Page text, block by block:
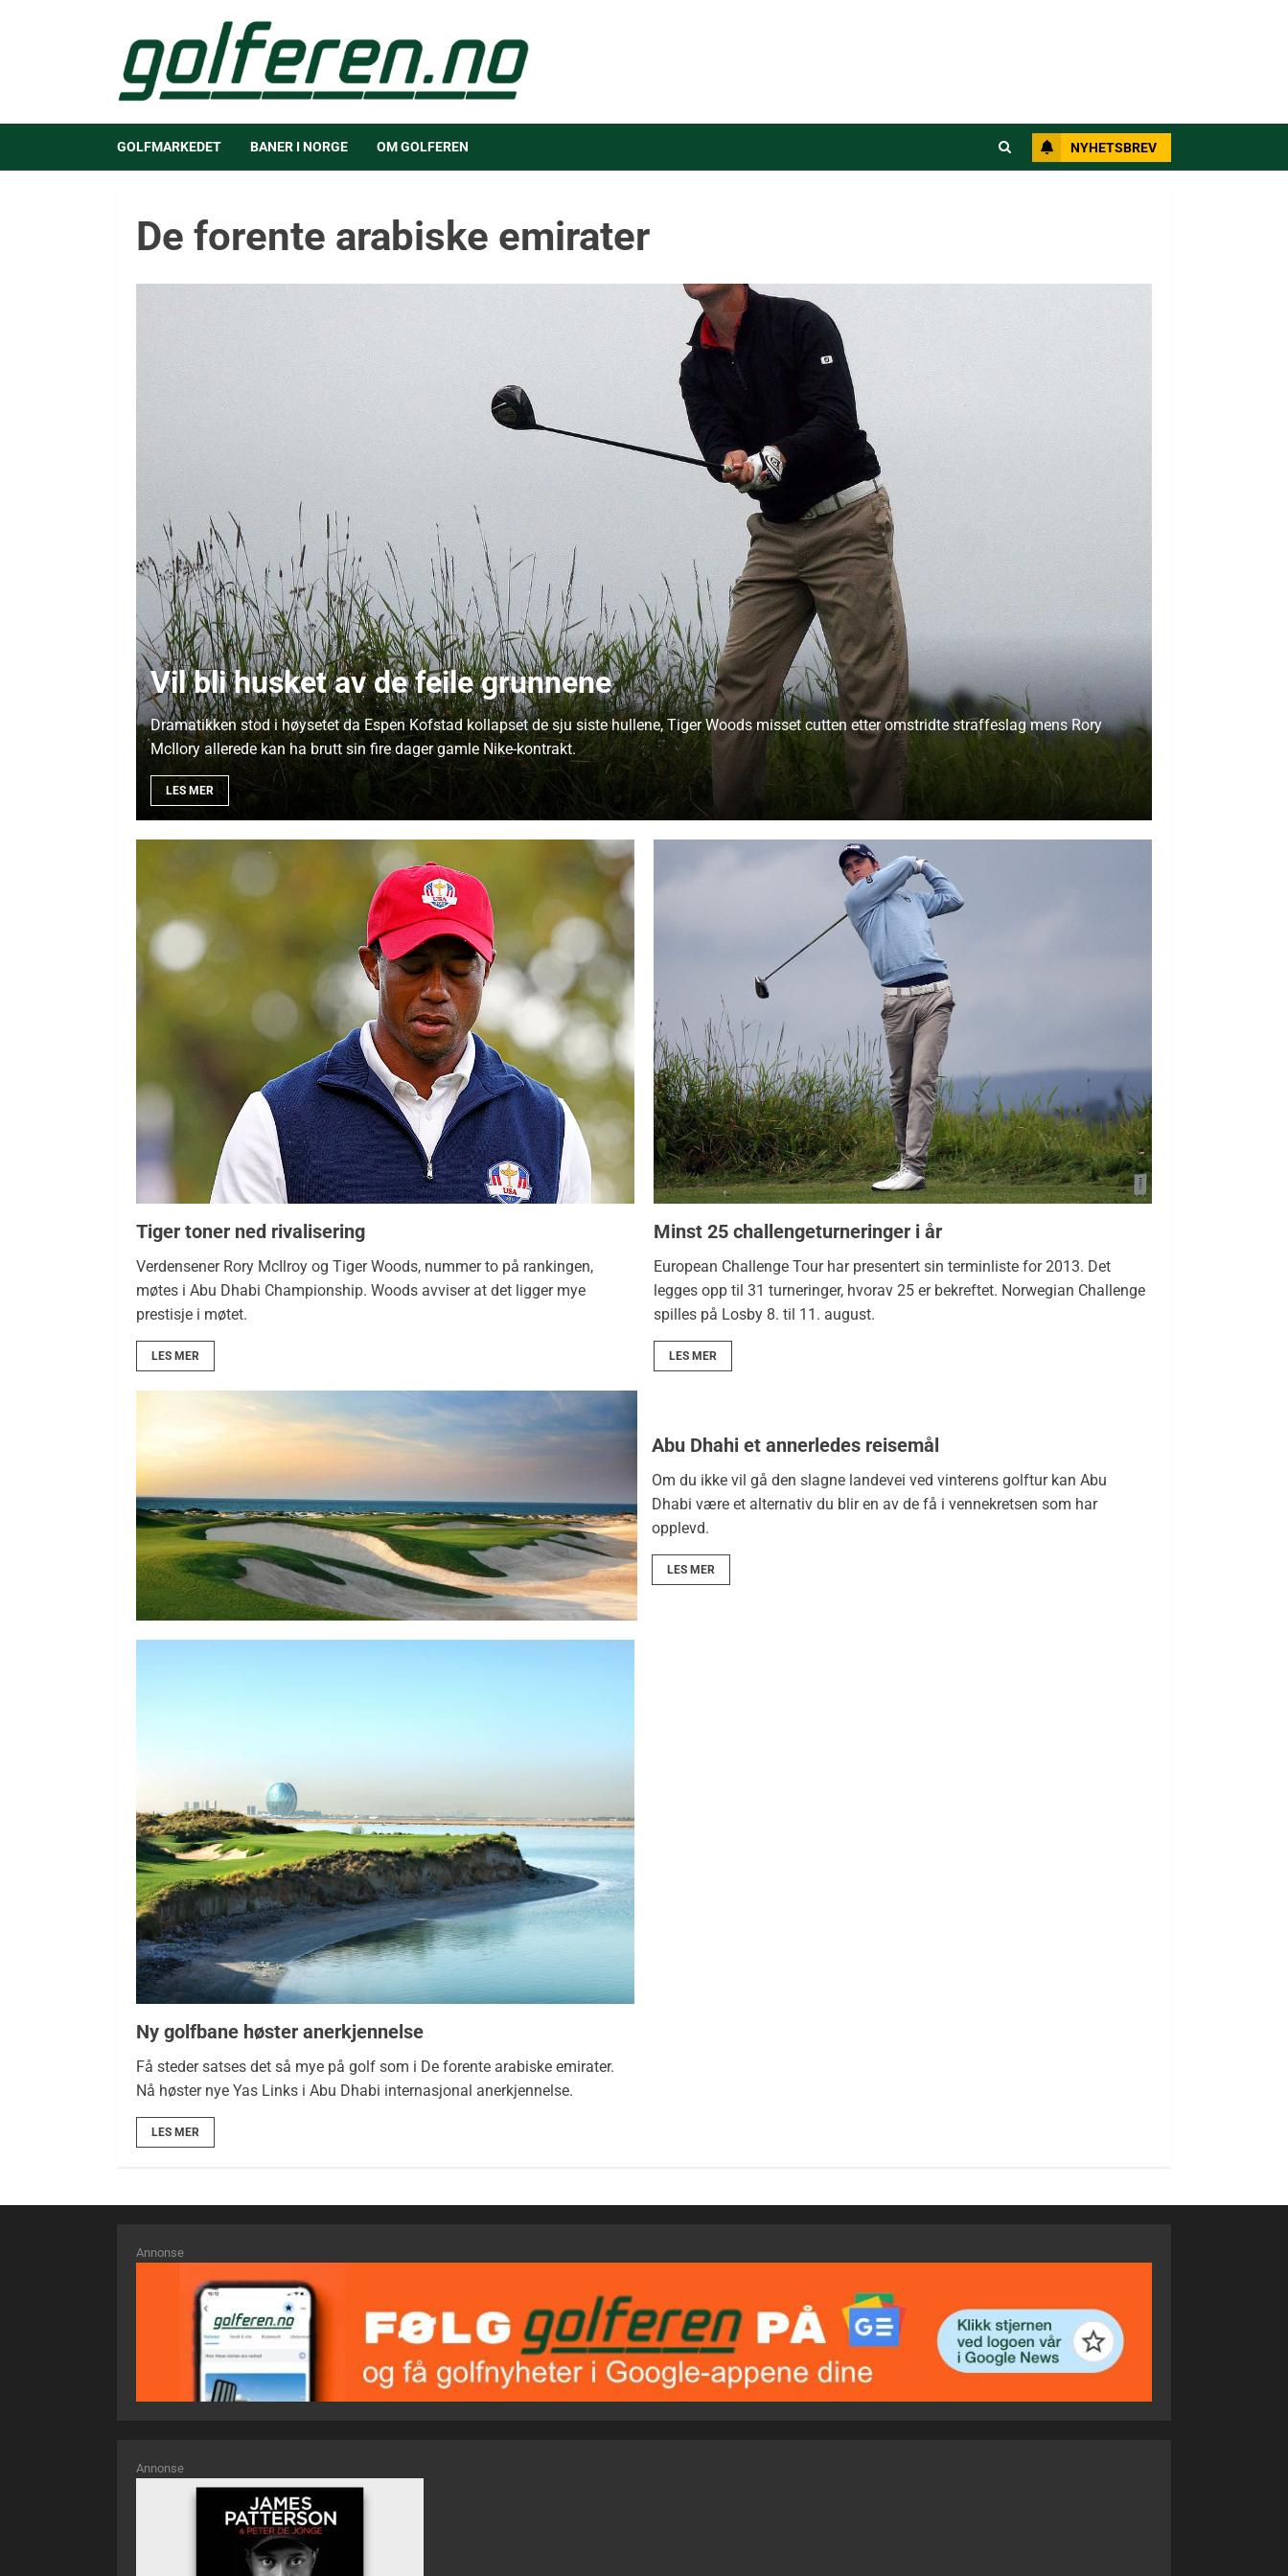
GOLFMARKEDET BANER I NORGE OM GOLFEREN NYHETSBREV
De forente arabiske emirater
Vil bli husket av de feile grunnene
Dramatikken stod i høysetet da Espen Kofstad kollapset de sju siste hullene, Tiger Woods misset cutten etter omstridte straffeslag mens Rory
McIlory allerede kan ha brutt sin fire dager gamle Nike-kontrakt.
LES MER
Tiger toner ned rivalisering
Verdensener Rory McIlroy og Tiger Woods, nummer to på rankingen,
møtes i Abu Dhabi Championship. Woods avviser at det ligger mye
prestisje i møtet.
LES MER
Minst 25 challengeturneringer i år
European Challenge Tour har presentert sin terminliste for 2013. Det
legges opp til 31 turneringer, hvorav 25 er bekreftet. Norwegian Challenge
spilles på Losby 8. til 11. august.
LES MER
Abu Dhahi et annerledes reisemål
Om du ikke vil gå den slagne landevei ved vinterens golftur kan Abu
Dhabi være et alternativ du blir en av de få i vennekretsen som har
opplevd.
LES MER
Ny golfbane høster anerkjennelse
Få steder satses det så mye på golf som i De forente arabiske emirater.
Nå høster nye Yas Links i Abu Dhabi internasjonal anerkjennelse.
LES MER
Annonse
Annonse